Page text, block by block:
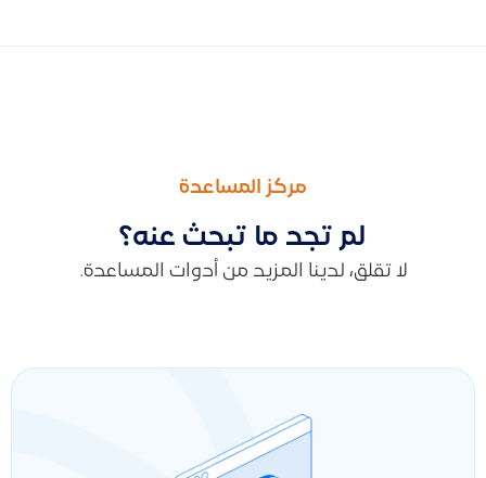
مركز المساعدة
لم تجد ما تبحث عنه؟
لا تقلق، لدينا المزيد من أدوات المساعدة.